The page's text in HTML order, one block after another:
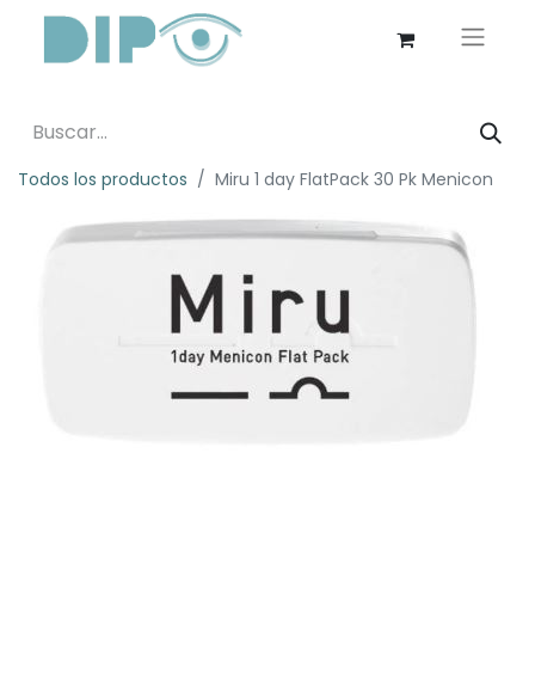
Todos los productos Miru 1 day FlatPack 30 Pk Menicon